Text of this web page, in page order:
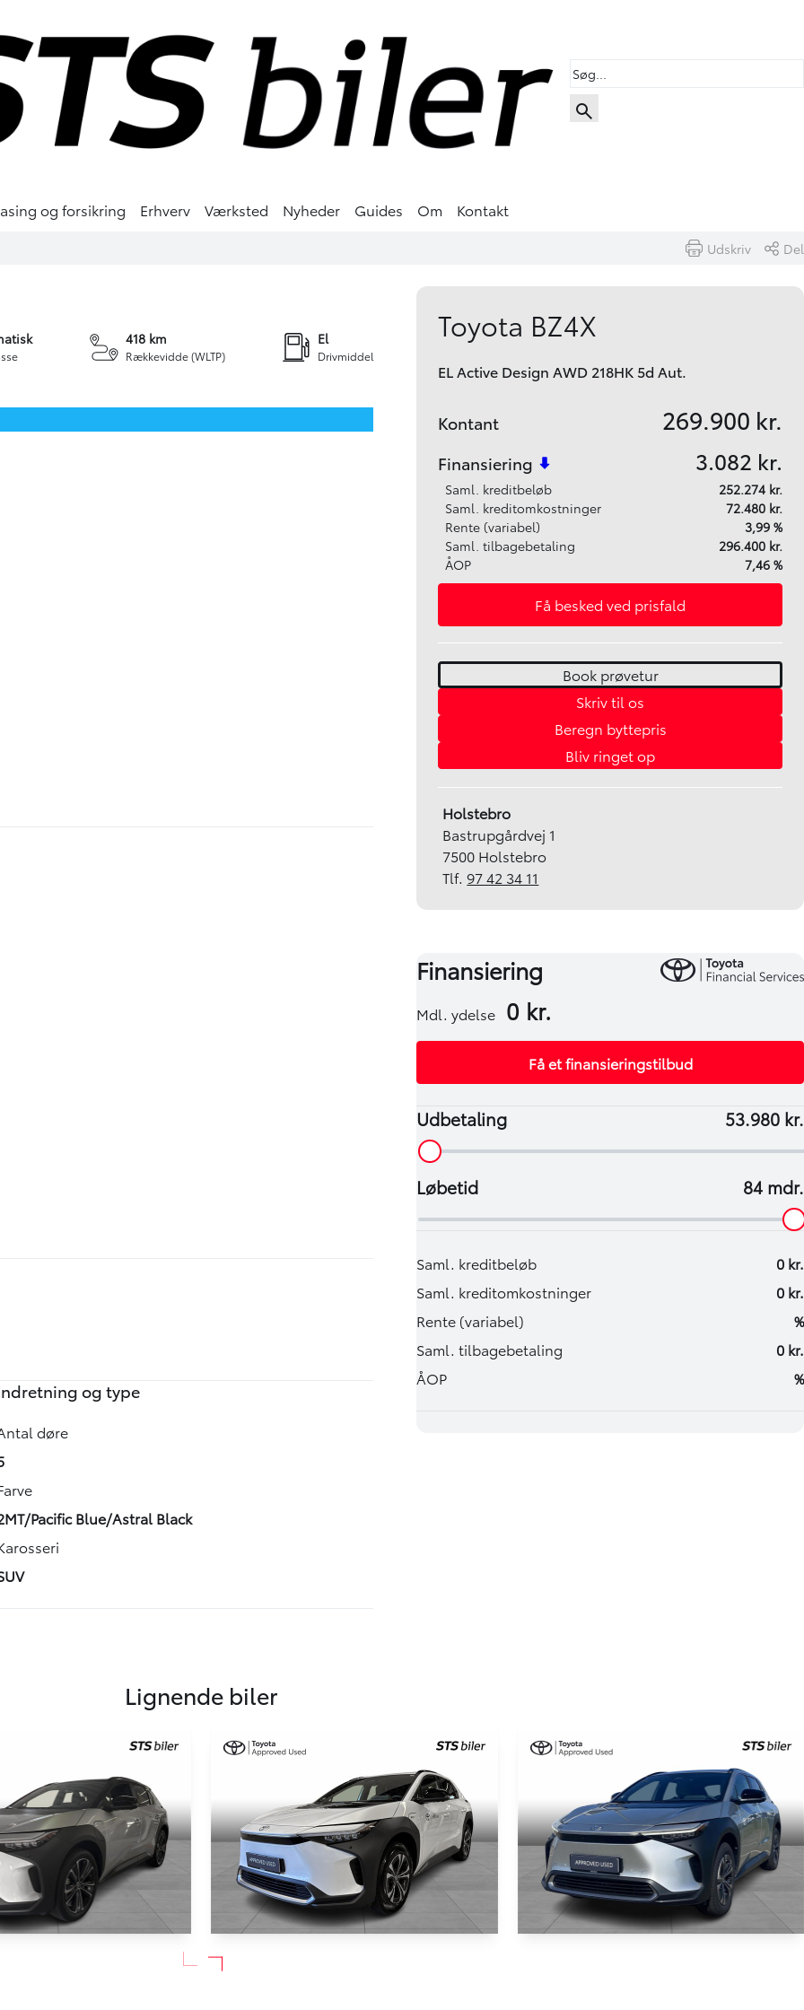
og forsikring Erhverv Værksted Nyheder Guides Om Kontakt
Book prøvetur Skriv til os
Udskriv Del
Rækkevidde (WLTP)
418 km
Drivmiddel
El
km.
og type
døre
Pacific Blue/Astral Black
Toyota BZ4X
EL Active Design AWD 218HK 5d Aut.
Kontant 269.900 kr.
Finansiering 3.082 kr.
Saml. kreditbeløb
252.274 kr.
Saml. kreditomkostninger
72.480 kr.
Rente (variabel)
3,99 %
Saml. tilbagebetaling
296.400 kr.
ÅOP
7,46 %
Få besked ved prisfald
Book prøvetur
Skriv til os
Beregn byttepris
Bliv ringet op
Holstebro
Bastrupgårdvej 1
7500 Holstebro
Tlf.97 42 34 11
Lignende biler
Toyota BZ4X